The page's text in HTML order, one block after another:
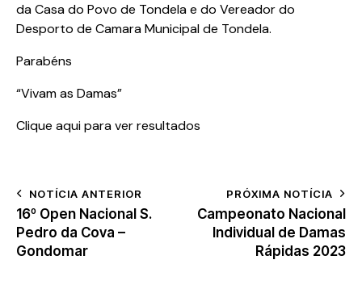
da Casa do Povo de Tondela e do Vereador do
Desporto de Camara Municipal de Tondela.
Parabéns
“Vivam as Damas”
Clique aqui para ver resultados
NOTÍCIA ANTERIOR
16º Open Nacional S.
Pedro da Cova –
Gondomar
PRÓXIMA NOTÍCIA
Campeonato Nacional
Individual de Damas
Rápidas 2023